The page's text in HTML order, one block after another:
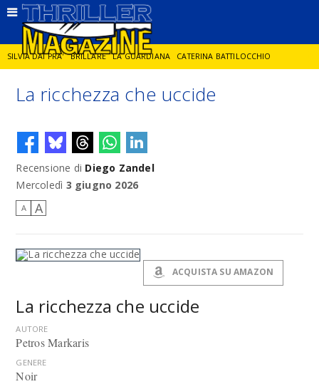
SILVIA DAI PRA' BRILLARE LA GUARDIANA CATERINA BATTILOCCHIO
JORGE DIAZ LA SPIA DELITTO IN CORNICE GIANCARLO DE CATALDO
DIEGO ZANDEL GLI ANNI DI PIETRA
La ricchezza che uccide
Recensione di Diego Zandel
Mercoledì 3 giugno 2026
A A
ACQUISTA SU AMAZON
La ricchezza che uccide
AUTORE
Petros Markaris
GENERE
Noir